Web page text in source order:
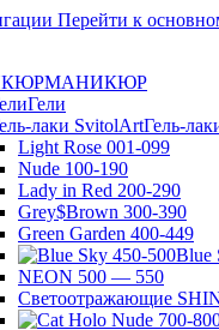
Перейти к
МАНИКЮР
Гели
Гель-
Light Rose 001-099
Nude 100-190
Lady in Red 200-290
Grey$Brown 300-390
Green Garden 400-449
Blue
NEON 500 — 550
Светоотражающие